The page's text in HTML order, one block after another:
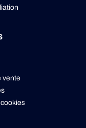
vente
cookies